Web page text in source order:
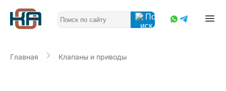
Главная Клапаны и приводы